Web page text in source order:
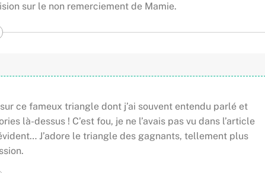
sur le non remerciement de Mamie.
ce fameux triangle dont j’ai souvent entendu parlé et
là-dessus ! C’est fou, je ne l’avais pas vu dans l’article
J’adore le triangle des gagnants, tellement plus